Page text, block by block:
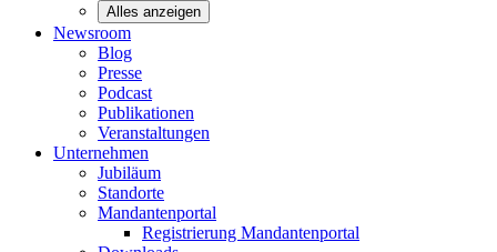
Alles anzeigen
Newsroom
Blog
Presse
Podcast
Publikationen
Veranstaltungen
Unternehmen
Jubiläum
Standorte
Mandantenportal
Registrierung Mandantenportal